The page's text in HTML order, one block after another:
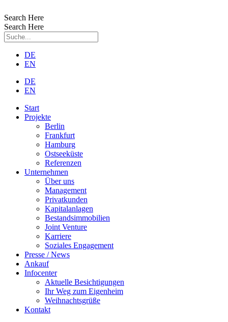
Inhalt
wechseln
Search Here
Search Here
DE
EN
DE
EN
Start
Projekte
Berlin
Frankfurt
Hamburg
Ostseeküste
Referenzen
Unternehmen
Über uns
Management
Privatkunden
Kapitalanlagen
Bestandsimmobilien
Joint Venture
Karriere
Soziales Engagement
Presse / News
Ankauf
Infocenter
Aktuelle Besichtigungen
Ihr Weg zum Eigenheim
Weihnachtsgrüße
Kontakt